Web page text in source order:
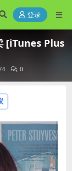
登录
[iTunes Plus
0